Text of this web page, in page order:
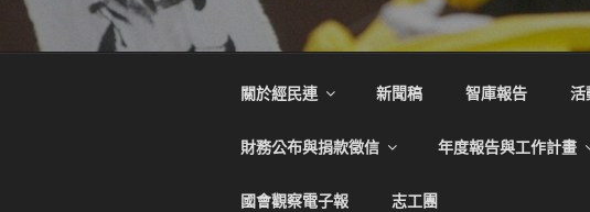
關於經民連 新聞稿 智庫報告 活
財務公布與捐款徵信 年度報告與工作計畫
國會觀察電子報 志工團